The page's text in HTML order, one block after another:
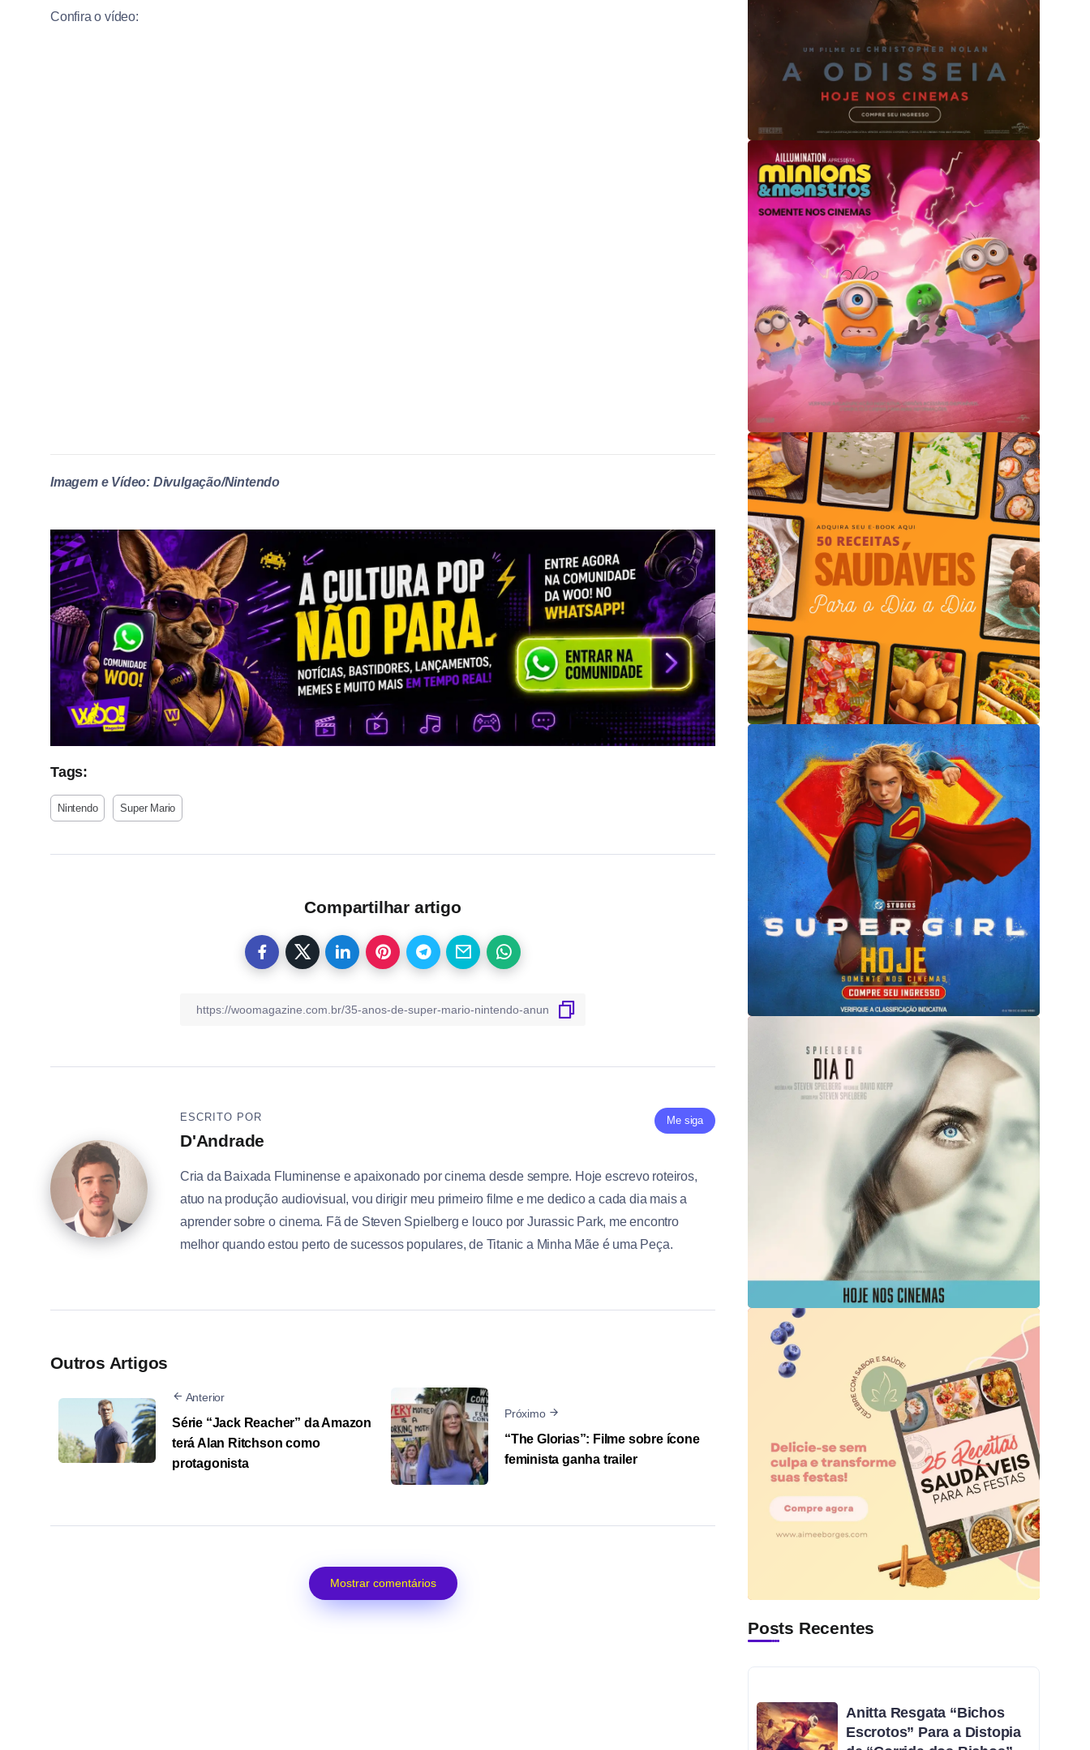
Confira o vídeo:
Imagem e Vídeo: Divulgação/Nintendo
Tags:
Nintendo Super Mario
Compartilhar artigo
Me siga
ESCRITO POR
D'Andrade
Cria da Baixada Fluminense e apaixonado por cinema desde sempre. Hoje escrevo roteiros,
atuo na produção audiovisual, vou dirigir meu primeiro filme e me dedico a cada dia mais a
aprender sobre o cinema. Fã de Steven Spielberg e louco por Jurassic Park, me encontro
melhor quando estou perto de sucessos populares, de Titanic a Minha Mãe é uma Peça.
Outros Artigos
Anterior
Série “Jack Reacher” da Amazon
terá Alan Ritchson como
protagonista
Próximo
“The Glorias”: Filme sobre ícone
feminista ganha trailer
Mostrar comentários
Posts Recentes
Anitta Resgata “Bichos
Escrotos” Para a Distopia